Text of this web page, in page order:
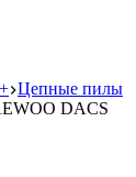
Цепные пилы
DACS